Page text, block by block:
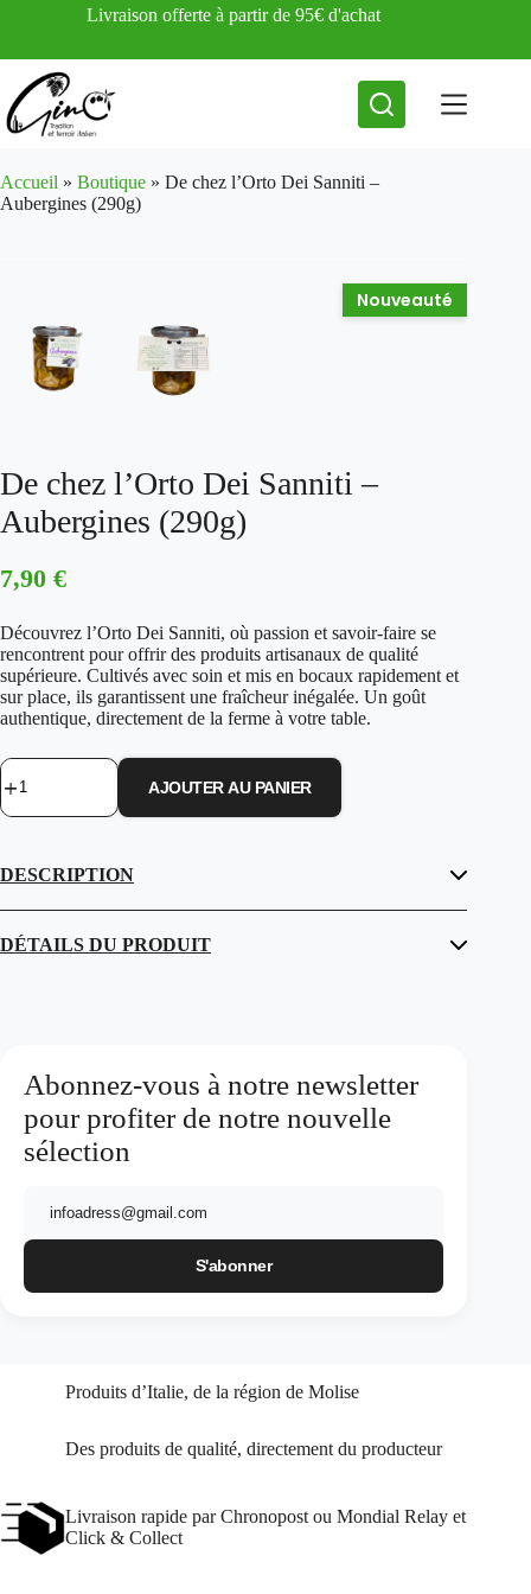
Livraison offerte à partir de 95€ d'achat
Accueil » Boutique » De chez l’Orto Dei Sanniti –
Aubergines (290g)
Nouveauté
De chez l’Orto Dei Sanniti –
Aubergines (290g)
7,90 €
Découvrez l’Orto Dei Sanniti, où passion et savoir-faire se
rencontrent pour offrir des produits artisanaux de qualité
supérieure. Cultivés avec soin et mis en bocaux rapidement et
sur place, ils garantissent une fraîcheur inégalée. Un goût
authentique, directement de la ferme à votre table.
quantité
de
l'Orto
Sanniti
-
Aubergines
AJOUTER AU PANIER
DESCRIPTION
DÉTAILS DU PRODUIT
Abonnez-vous à notre newsletter
pour profiter de notre nouvelle
sélection
mail
Produits d’Italie, de la région de Molise
Des produits de qualité, directement du producteur
Livraison rapide par Chronopost ou Mondial Relay et
Click & Collect